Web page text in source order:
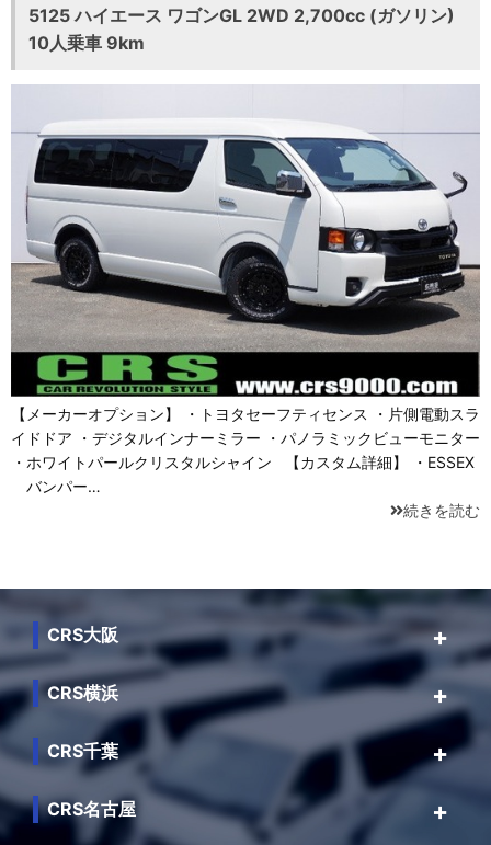
5125 ハイエース ワゴンGL 2WD 2,700cc (ガソリン)
10人乗車 9km
【メーカーオプション】 ・トヨタセーフティセンス ・片側電動スラ
イドドア ・デジタルインナーミラー ・パノラミックビューモニター
・ホワイトパールクリスタルシャイン 【カスタム詳細】 ・ESSEX
バンパー…
続きを読む
CRS大阪
CRS横浜
CRS千葉
CRS名古屋